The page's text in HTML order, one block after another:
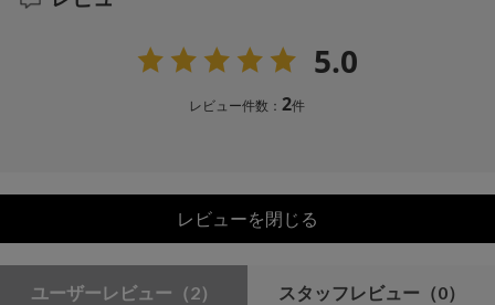
5.0
レビュー件数：2件
レビューを閉じる
ユーザーレビュー （2） スタッフレビュー （0）